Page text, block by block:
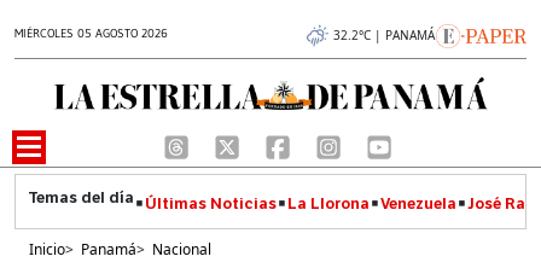
MIÉRCOLES 05 AGOSTO 2026 32.2°C | PANAMÁ
Últimas Noticias La Llorona Venezuela José
Inicio> Panamá> Nacional